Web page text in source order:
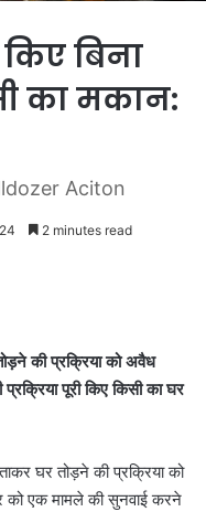
किए बिना
का मकान:
Aciton
2 minutes read
की प्रक्रिया को अवैध
पूरी किए किसी का घर
घर तोड़ने की प्रक्रिया को
को एक मामले की सुनवाई करने